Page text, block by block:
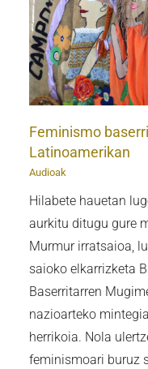
Feminismo
Latinoamerikan
Audioak
Hilabete hauetan
aurkitu ditugu gure
Murmur irratsaioa,
saioko elkarrizketa
Baserritarren
nazioarteko
herrikoia. Nola
feminismoari buruz